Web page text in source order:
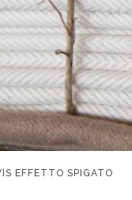
EFFETTO SPIGATO